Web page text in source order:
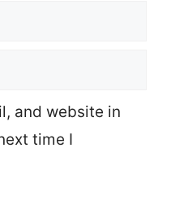
and website in
time I